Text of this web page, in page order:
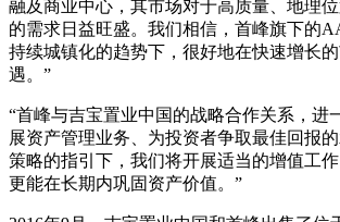
融及商业中心，其市场对于高质量、地理
的需求日益旺盛。我们相信，首峰旗下的
持续城镇化的趋势下，很好地在快速增长
遇。”
“首峰与吉宝置业中国的战略合作关系，进
展资产管理业务、为投资者争取最佳回报
策略的指引下，我们将开展适当的增值工作
更能在长期内巩固资产价值。”